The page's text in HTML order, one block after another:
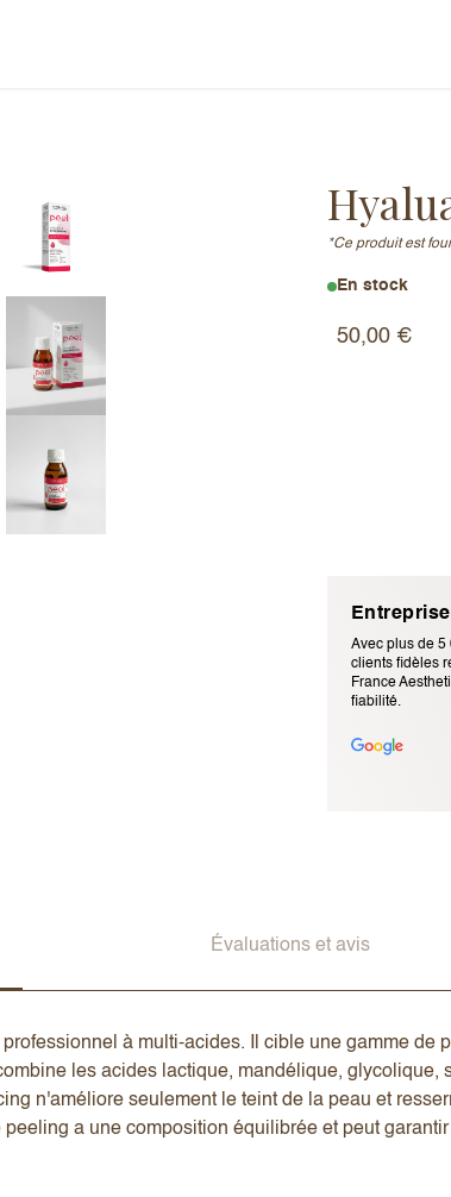
*Ce produit est
En stock
50,00 €
Avec plus de 5
clients fidèles
France
fiabilité.
Évaluations et avis
à multi-acides. Il cible une gamme de
les acides lactique, mandélique,
n'améliore seulement le teint de la peau et
a une composition équilibrée et peut
Peel
Adresse e-mail (ne